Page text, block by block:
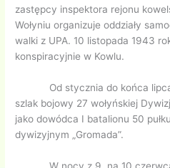
zastępcy inspektora rejonu
Wołyniu organizuje oddziały
walki z UPA. 10 listopada 1943
konspiracyjnie w Kowlu.
Od stycznia do końca lipca
szlak bojowy 27 wołyńskiej
jako dowódca I batalionu 50
dywizyjnym „Gromada”.
W nocy z 9 na 10 czerwca